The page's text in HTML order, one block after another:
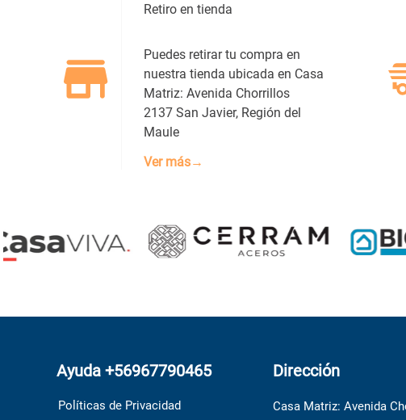
Retiro en tienda
Puedes retirar tu compra en
nuestra tienda ubicada en Casa
Matriz: Avenida Chorrillos
2137 San Javier, Región del
Maule
Ver más→
Ayuda +56967790465
Políticas de Privacidad
Dirección
Casa Matriz: Avenida